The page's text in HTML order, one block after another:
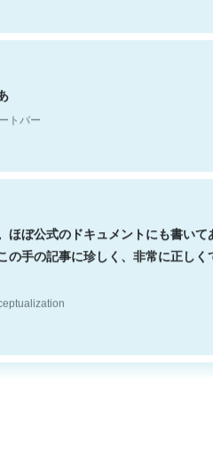
トバー
ぼ公式のドキュメントにも書いて
の手の記事に珍しく、非常に正しく